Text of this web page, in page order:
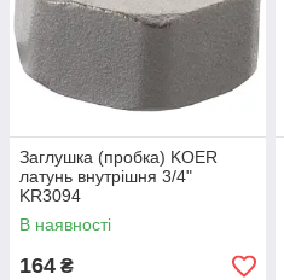
Заглушка (пробка) KOER
латунь внутрішня 3/4"
KR3094
В наявності
164 ₴